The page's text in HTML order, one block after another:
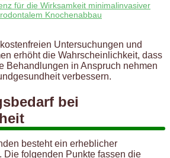
für die Wirksamkeit minimalinvasiver
Knochenabbau
Untersuchungen und
erhöht die Wahrscheinlichkeit, dass
Behandlungen in Anspruch nehmen
verbessern.
bei
besteht ein erheblicher
Die folgenden Punkte fassen die